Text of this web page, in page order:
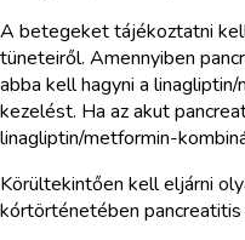
A betegeket tájékoztatni
tüneteiről. Amennyiben
abba kell hagyni a
kezelést. Ha az akut
linagliptin/metformin-
Körültekintően kell eljárni
kórtörténetében pancreatitis